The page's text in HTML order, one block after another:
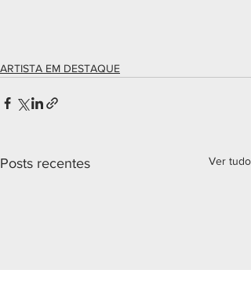
ARTISTA EM DESTAQUE
Posts recentes Ver tudo